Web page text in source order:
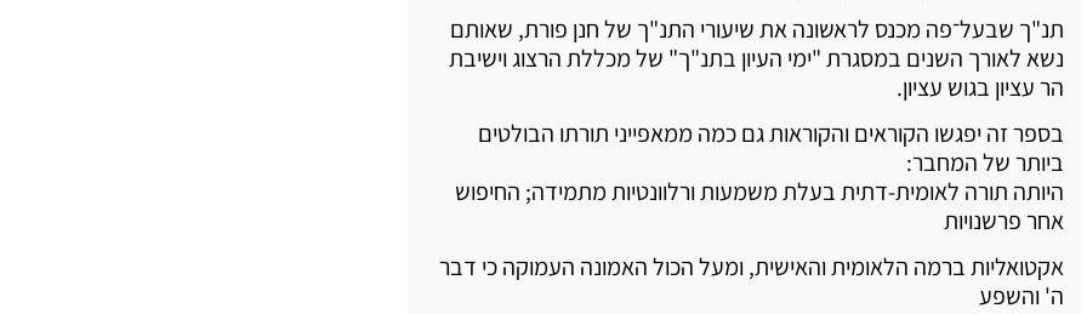
תנ"ך שבעל־פה מכנס לראשונה את שיעורי התנ"ך של חנן פורת, שאותם
נשא לאורך השנים במסגרת "ימי העיון בתנ"ך" של מכללת הרצוג וישיבת
הר עציון בגוש עציון.
בספר זה יפגשו הקוראים והקוראות גם כמה ממאפייני תורתו הבולטים
ביותר של המחבר:
היותה תורה לאומית-דתית בעלת משמעות ורלוונטיות מתמידה; החיפוש
אחר פרשנויות
אקטואליות ברמה הלאומית והאישית, ומעל הכול האמונה העמוקה כי דבר
ה' והשפע